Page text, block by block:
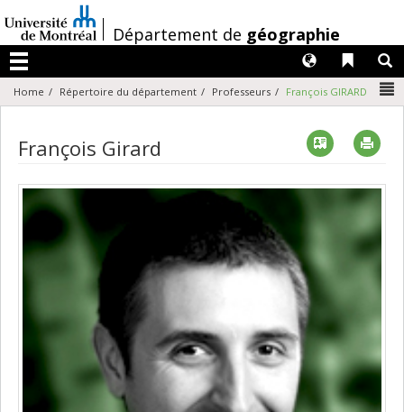
au
contenu
/Département de géographie
Menu
Liens
Langues
Home Répertoire du département Professeurs François GIRARD
François Girard Vcard